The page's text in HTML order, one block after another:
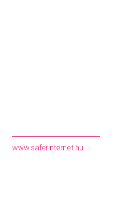
www.saferinternet.hu